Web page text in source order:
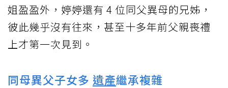
姐盈盈外，婷婷還有 4 位同父異母的兄姊，
彼此幾乎沒有往來，甚至十多年前父親喪禮
上才第一次見到。
同母異父子女多 遺產繼承複雜